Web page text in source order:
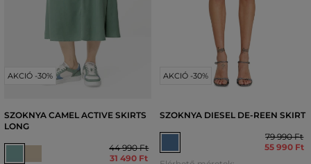
AKCIÓ -30%
SZOKNYA CAMEL ACTIVE SKIRTS
LONG
44 990 Ft
31 490 Ft
AKCIÓ -30%
SZOKNYA DIESEL DE-REEN SKIRT
79 990 Ft
55 990 Ft